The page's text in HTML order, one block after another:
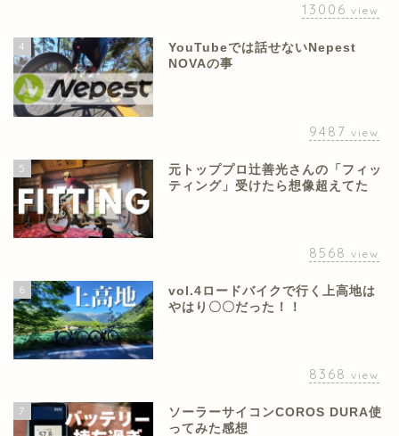
13006 view
4
YouTubeでは話せないNepest
NOVAの事
9487 view
5
元トッププロ辻善光さんの「フィッ
ティング」受けたら想像超えてた
8568 view
6
vol.4ロードバイクで行く上高地は
やはり〇〇だった！！
8368 view
7
ソーラーサイコンCOROS DURA使
ってみた感想